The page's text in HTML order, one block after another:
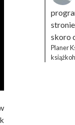
skoro
Planer